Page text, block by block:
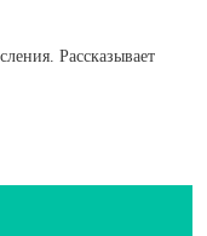
Рассказывает